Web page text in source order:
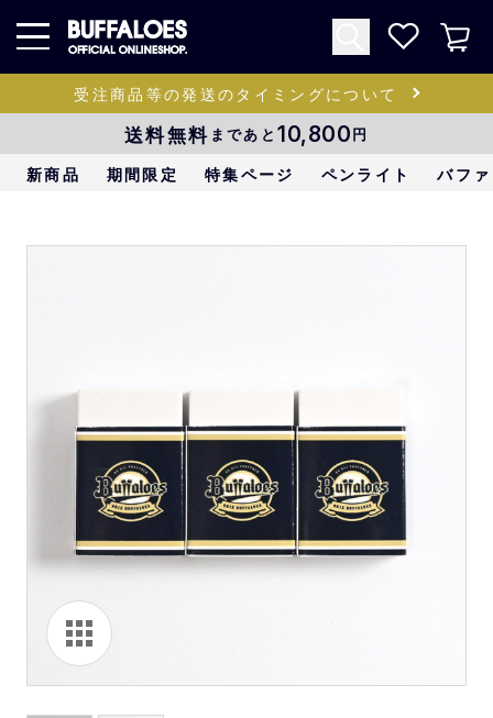
受注商品等の発送のタイミングについて
送料無料 まであと 10,800円
新商品 期間限定 特集ページ ペンライト バフ